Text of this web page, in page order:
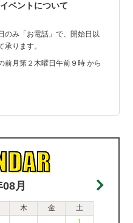
ベントについて
み「お電話」で、開始日以
ります。
月第２木曜日午前９時 から
月
木 金
土